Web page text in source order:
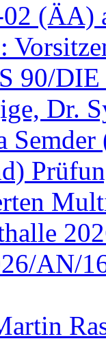
(ÄA)
90/
Dr.
AN/